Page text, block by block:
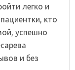
легко и
кто
успешно
и без